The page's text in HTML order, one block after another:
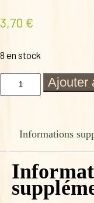
3,70 €
8 en stock
quantité
Ajouter
Informations